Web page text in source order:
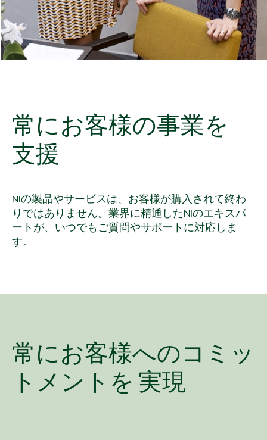
常にお客様の事業を
支援
NIの製品やサービスは、お客様が購入されて終わ
りではありません。業界に精通したNIのエキスパ
ートが、いつでもご質問やサポートに対応しま
す。
常にお客様へのコミッ
トメントを 実現